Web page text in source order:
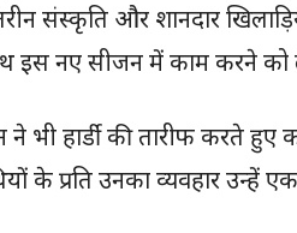
संस्कृति और शानदार
इस नए सीजन में काम करने को
हार्डी की तारीफ करते हुए
के प्रति उनका व्यवहार उन्हें